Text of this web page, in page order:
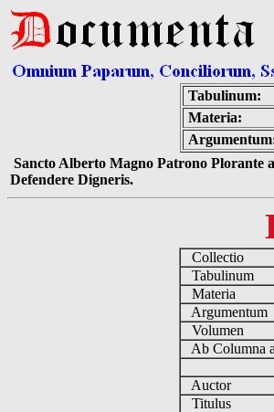
Tabulinum:
Materia:
Sancto Alberto Magno Patrono Plorante
Defendere Digneris.
Collectio
Tabulinum
Materia
Argumentum
Volumen
Ab Columna
Auctor
Titulus